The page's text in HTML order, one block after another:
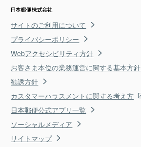
サイトのご利用について
プライバシーポリシー
Webアクセシビリティ方針
お客さま本位の業務運営に関する基本方針
勧誘方針
カスタマーハラスメントに関する考え方
日本郵便公式アプリ一覧
ソーシャルメディア
サイトマップ